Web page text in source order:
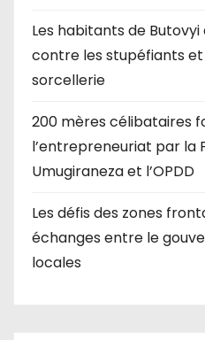
Les habitants de
contre les stupéfiants
sorcellerie
200 mères célibataires
l’entrepreneuriat par la
Umugiraneza et l’OPDD
Les défis des zones
échanges entre le
locales